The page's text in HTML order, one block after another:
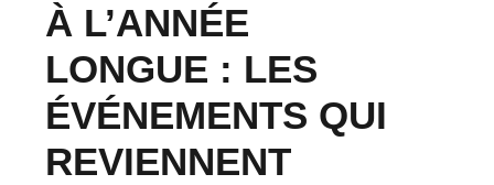
À L’ANNÉE
LONGUE : LES
ÉVÉNEMENTS QUI
REVIENNENT